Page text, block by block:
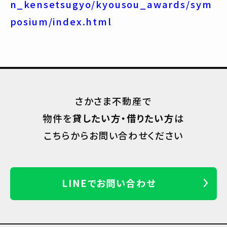
n_kensetsugyo/kyousou_awards/sym
posium/index.html
さかさま不動産で
物件を貸したい方・借りたい方は
こちらからお問い合わせください
LINEでお問い合わせ